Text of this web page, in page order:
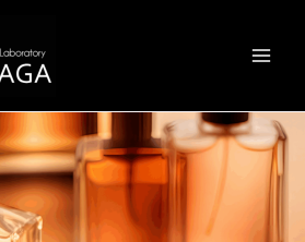
Menu